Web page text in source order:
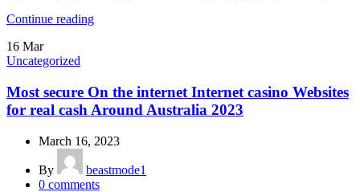
Continue reading
16 Mar
Uncategorized
Most secure On the internet Internet casino Websites
for real cash Around Australia 2023
March 16, 2023
By
beastmode1
0 comments